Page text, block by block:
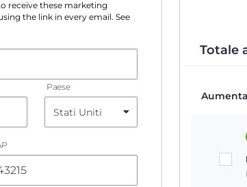
receive these marketing
the link in every email. See
Paese
Totale